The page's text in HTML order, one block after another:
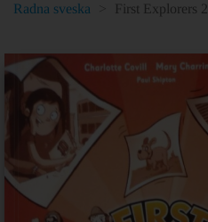
Radna sveska
First Explorers